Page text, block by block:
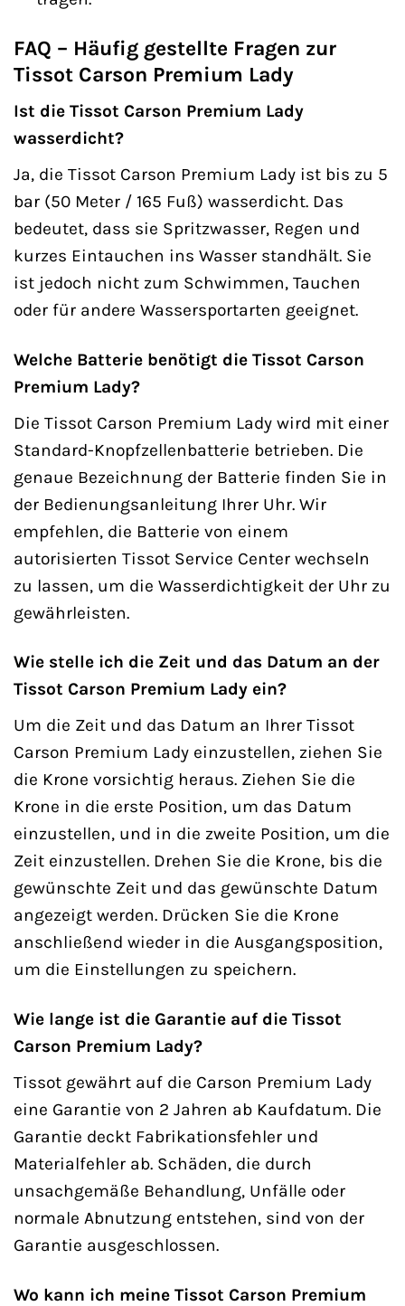
FAQ – Häufig gestellte Fragen zur
Tissot Carson Premium Lady
Ist die Tissot Carson Premium Lady
wasserdicht?
Ja, die Tissot Carson Premium Lady ist bis zu 5
bar (50 Meter / 165 Fuß) wasserdicht. Das
bedeutet, dass sie Spritzwasser, Regen und
kurzes Eintauchen ins Wasser standhält. Sie
ist jedoch nicht zum Schwimmen, Tauchen
oder für andere Wassersportarten geeignet.
Welche Batterie benötigt die Tissot Carson
Premium Lady?
Die Tissot Carson Premium Lady wird mit einer
Standard-Knopfzellenbatterie betrieben. Die
genaue Bezeichnung der Batterie finden Sie in
der Bedienungsanleitung Ihrer Uhr. Wir
empfehlen, die Batterie von einem
autorisierten Tissot Service Center wechseln
zu lassen, um die Wasserdichtigkeit der Uhr zu
gewährleisten.
Wie stelle ich die Zeit und das Datum an der
Tissot Carson Premium Lady ein?
Um die Zeit und das Datum an Ihrer Tissot
Carson Premium Lady einzustellen, ziehen Sie
die Krone vorsichtig heraus. Ziehen Sie die
Krone in die erste Position, um das Datum
einzustellen, und in die zweite Position, um die
Zeit einzustellen. Drehen Sie die Krone, bis die
gewünschte Zeit und das gewünschte Datum
angezeigt werden. Drücken Sie die Krone
anschließend wieder in die Ausgangsposition,
um die Einstellungen zu speichern.
Wie lange ist die Garantie auf die Tissot
Carson Premium Lady?
Tissot gewährt auf die Carson Premium Lady
eine Garantie von 2 Jahren ab Kaufdatum. Die
Garantie deckt Fabrikationsfehler und
Materialfehler ab. Schäden, die durch
unsachgemäße Behandlung, Unfälle oder
normale Abnutzung entstehen, sind von der
Garantie ausgeschlossen.
Wo kann ich meine Tissot Carson Premium